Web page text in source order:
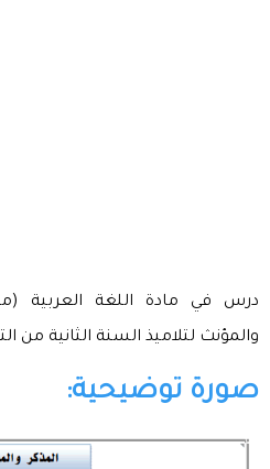
درس في مادة اللغة العربية
والمؤنث لتلاميذ السنة الثانية من
صورة توضيحية: